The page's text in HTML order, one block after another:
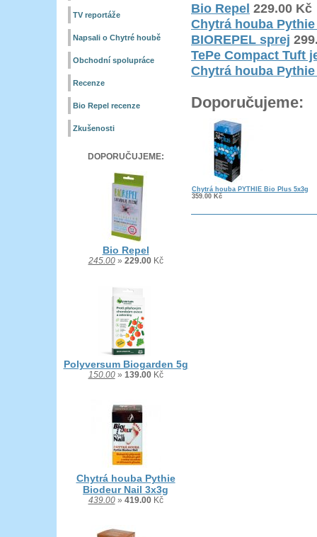
TV reportáže
Napsali o Chytré houbě
Obchodní spolupráce
Recenze
Bio Repel recenze
Zkušenosti
DOPORUČUJEME:
Bio Repel
245.00» 229.00Kč
Polyversum Biogarden 5g
150.00» 139.00Kč
Chytrá houba Pythie
Biodeur Nail 3x3g
439.00» 419.00Kč
Bio Repel 229.00 Kč
Chytrá houba
BIOREPEL sprej
TePe Compact Tuft
Chytrá houba
Doporučujeme:
Chytrá houba PYTHIE Bio Plus 5x3g
359.00 Kč